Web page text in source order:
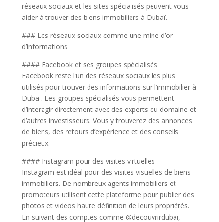
réseaux sociaux et les sites spécialisés peuvent vous
aider à trouver des biens immobiliers à Dubaï.
### Les réseaux sociaux comme une mine d’or
d’informations
#### Facebook et ses groupes spécialisés
Facebook reste l’un des réseaux sociaux les plus
utilisés pour trouver des informations sur l’immobilier à
Dubaï. Les groupes spécialisés vous permettent
d’interagir directement avec des experts du domaine et
d’autres investisseurs. Vous y trouverez des annonces
de biens, des retours d’expérience et des conseils
précieux.
#### Instagram pour des visites virtuelles
Instagram est idéal pour des visites visuelles de biens
immobiliers. De nombreux agents immobiliers et
promoteurs utilisent cette plateforme pour publier des
photos et vidéos haute définition de leurs propriétés.
En suivant des comptes comme @decouvrirdubai,